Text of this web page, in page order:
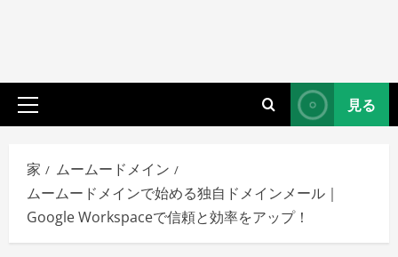
プ
イ
マ
リ
メ
ニ
見る
家
ムームードメイン
ムームードメインで始める独自ドメインメール｜
Google Workspaceで信頼と効率をアップ！